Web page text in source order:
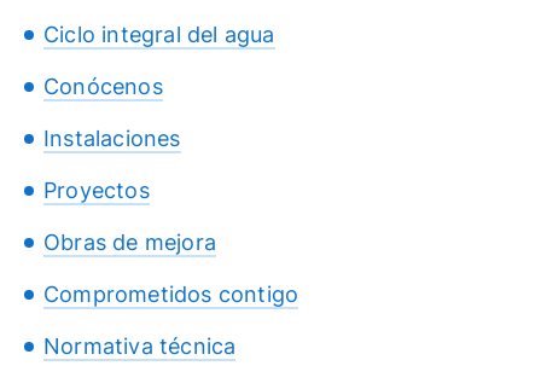
Ciclo integral del agua
Conócenos
Instalaciones
Proyectos
Obras de mejora
Comprometidos contigo
Normativa técnica